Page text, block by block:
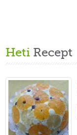
Heti Recept